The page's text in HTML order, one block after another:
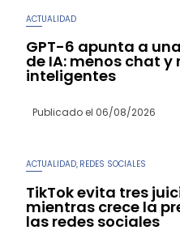
ACTUALIDAD
GPT-6 apunta a
de IA: menos chat
inteligentes
Publicado el 06/08/2026
ACTUALIDAD, REDES SOCIALES
TikTok evita tres
mientras crece la
las redes sociales